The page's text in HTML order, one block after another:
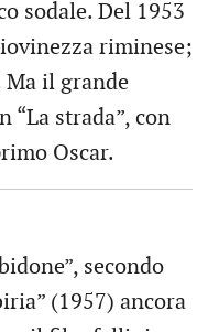
sodale. Del 1953
riminese;
Ma il grande
“La strada”, con
Oscar.
secondo
(1957) ancora